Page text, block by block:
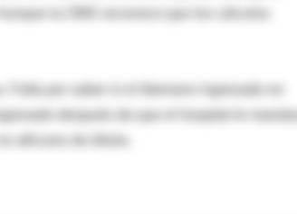
la OMS reconoce que los cálculos
Falta por saber si el liberiano ingresado en
después de que el hospital le